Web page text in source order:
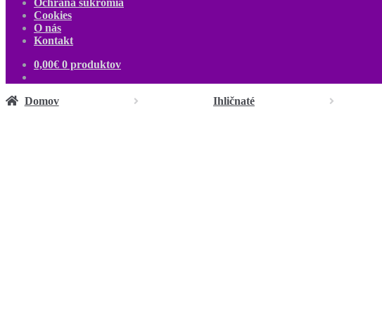
Ochrana súkromia
Cookies
O nás
Kontakt
0,00€ 0 produktov
Domov Ihličnaté